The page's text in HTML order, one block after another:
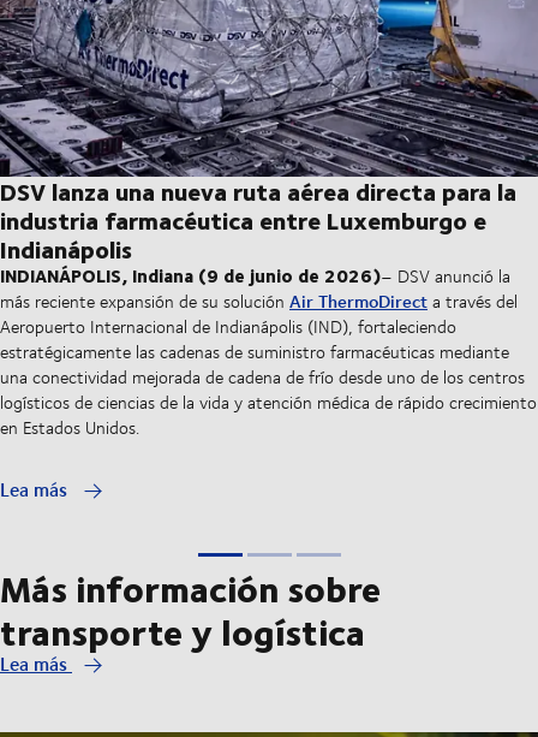
DSV lanza una nueva ruta aérea directa para la
industria farmacéutica entre Luxemburgo e
Indianápolis
INDIANÁPOLIS, Indiana (9 de junio de 2026)– DSV anunció la
más reciente expansión de su solución Air ThermoDirecta través del
Aeropuerto Internacional de Indianápolis (IND), fortaleciendo
estratégicamente las cadenas de suministro farmacéuticas mediante
una conectividad mejorada de cadena de frío desde uno de los centros
logísticos de ciencias de la vida y atención médica de rápido crecimiento
en Estados Unidos.
Lea más
Más información sobre
transporte y logística
Lea más